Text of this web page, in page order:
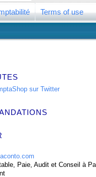
Terms of use
Paie, Audit et Conseil à